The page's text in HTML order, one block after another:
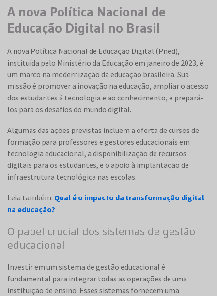
A nova Política Nacional de
Educação Digital no Brasil
A nova Política Nacional de Educação Digital (Pned),
instituída pelo Ministério da Educação em janeiro de 2023, é
um marco na modernização da educação brasileira. Sua
missão é promover a inovação na educação, ampliar o acesso
dos estudantes à tecnologia e ao conhecimento, e prepará-
los para os desafios do mundo digital.
Algumas das ações previstas incluem a oferta de cursos de
formação para professores e gestores educacionais em
tecnologia educacional, a disponibilização de recursos
digitais para os estudantes, e o apoio à implantação de
infraestrutura tecnológica nas escolas.
Leia também: Qual é o impacto da transformação digital
na educação?
O papel crucial dos sistemas de gestão
educacional
Investir em um sistema de gestão educacional é
fundamental para integrar todas as operações de uma
instituição de ensino. Esses sistemas fornecem uma